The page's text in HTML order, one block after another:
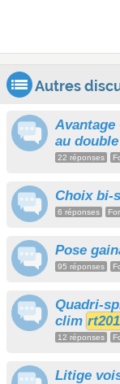
Autres
au
22 réponses
Choix bi-
6 réponses
Pose
95 réponses
Quadri-
clim
12 réponses
Litige